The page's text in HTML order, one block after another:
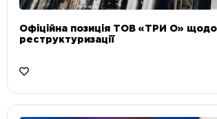
Офіційна позиція ТОВ «ТРИ О»
реструктуризації